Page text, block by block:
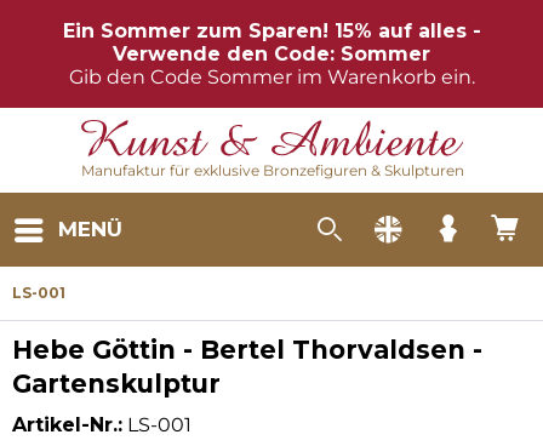
Ein Sommer zum Sparen! 15% auf alles -
Verwende den Code: Sommer
Gib den Code Sommer im Warenkorb ein.
Manufaktur für exklusive Bronzefiguren & Skulpturen
MENÜ
LS-001
Hebe Göttin - Bertel Thorvaldsen -
Gartenskulptur
Artikel-Nr.: LS-001